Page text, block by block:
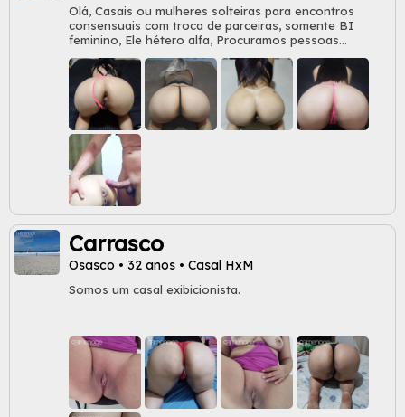
Olá, Casais ou mulheres solteiras para encontros
consensuais com troca de parceiras, somente BI
feminino, Ele hétero alfa, Procuramos pessoas
discrição, Preferência por não fumantes, dando os
Primeiros passos no Mundo Liberal, Ah.... Homens
solteiros, se liga meu, vaza!!! Região Sorocaba,Itu,Salto
e Indaiatuba.... Bora Preferências: Pessoas com estilo
de vida fitness Não fumantes Depiladas, limpas e
higiênicas; Respeito, educação, discrição e boa
comunicação são essenciais Ah ..... Mulheres que
gostem de anal Pois eu amo... É minha preferência
Carrasco
Osasco • 32 anos • Casal HxM
Somos um casal exibicionista.